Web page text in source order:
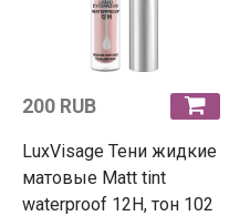
200 RUB
LuxVisage Тени жидкие
матовые Matt tint
waterproof 12H, тон 102